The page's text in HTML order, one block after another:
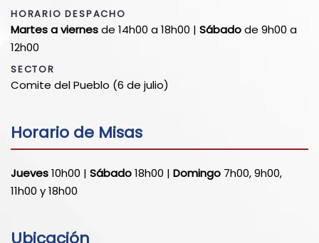
HORARIO DESPACHO
Martes a viernesde 14h00 a 18h00 | Sábadode 9h00 a
12h00
SECTOR
Comite del Pueblo (6 de julio)
Horario de Misas
Jueves10h00 | Sábado18h00 | Domingo 7h00, 9h00,
11h00 y 18h00
Ubicación